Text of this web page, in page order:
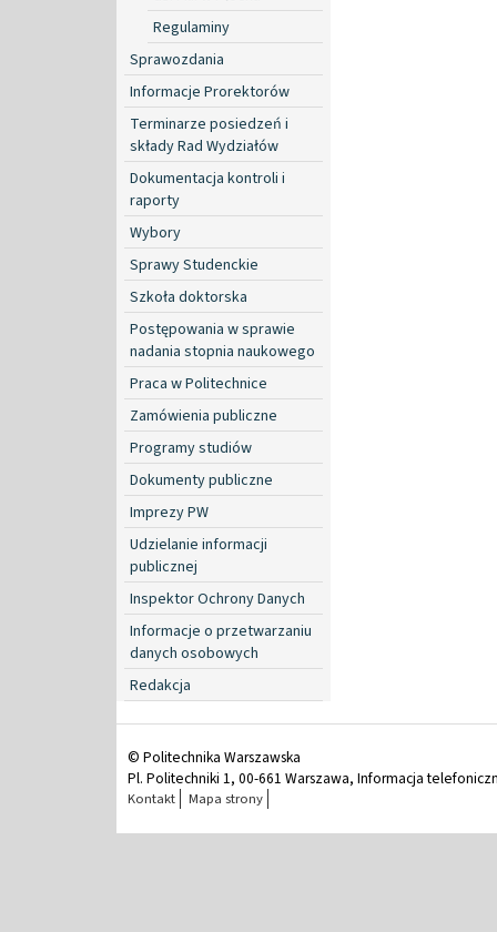
Regulaminy
Sprawozdania
Informacje Prorektorów
Terminarze posiedzeń i
składy Rad Wydziałów
Dokumentacja kontroli i
raporty
Wybory
Sprawy Studenckie
Szkoła doktorska
Postępowania w sprawie
nadania stopnia naukowego
Praca w Politechnice
Zamówienia publiczne
Programy studiów
Dokumenty publiczne
Imprezy PW
Udzielanie informacji
publicznej
Inspektor Ochrony Danych
Informacje o przetwarzaniu
danych osobowych
Redakcja
© Politechnika Warszawska
Pl. Politechniki 1, 00-661 Warszawa, Informacja
Kontakt Mapa strony